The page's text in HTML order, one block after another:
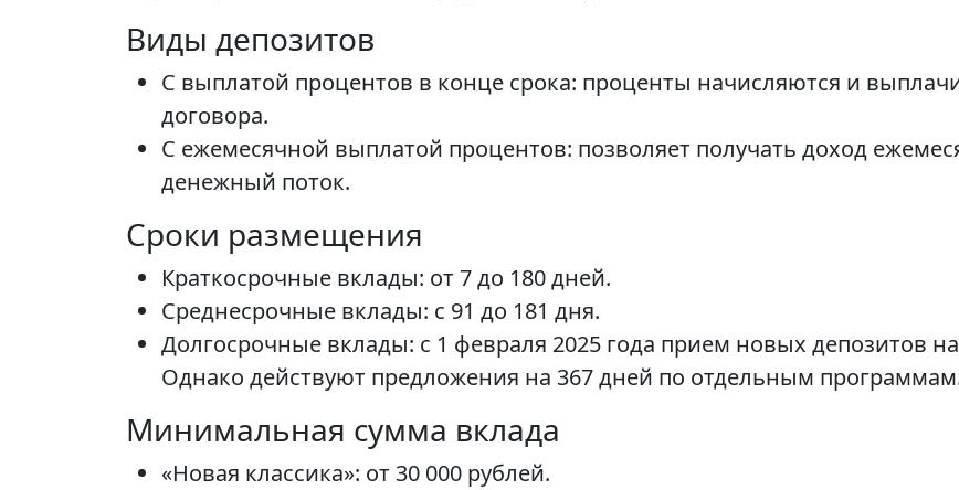
Виды депозитов
С выплатой процентов в конце срока: проценты начисляются и
договора.
С ежемесячной выплатой процентов: позволяет получать доход
денежный поток.
Сроки размещения
Краткосрочные вклады: от 7 до 180 дней.
Среднесрочные вклады: с 91 до 181 дня.
Долгосрочные вклады: с 1 февраля 2025 года прием новых депозитов
Однако действуют предложения на 367 дней по отдельным
Минимальная сумма вклада
«Новая классика»: от 30 000 рублей.